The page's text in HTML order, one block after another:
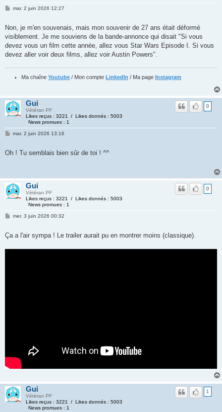
mar. 2 juin 2026 12:27
Non, je m'en souvenais, mais mon souvenir de 27 ans était déformé
visiblement. Je me souviens de la bande-annonce qui disait "Si vous
devez vous un film cette année, allez vous Star Wars Episode I. Si vous
devez aller voir deux films, allez voir Austin Powers".
Ma chaîne Youtube / Mon compte LinkedIn / Ma page Instagram
Gui
Vétéran PF
Likes reçus : 3221 / Likes donnés : 5003
News promues : 1
0
mar. 2 juin 2026 13:16
Oh ! Tu semblais bien sûr de toi ! ^^
Gui
Vétéran PF
Likes reçus : 3221 / Likes donnés : 5003
News promues : 1
0
mer. 3 juin 2026 00:32
Ça a l'air sympa ! Le trailer aurait pu en montrer moins (classique).
Gui
Vétéran PF
Likes reçus : 3221 / Likes donnés : 5003
News promues : 1
1